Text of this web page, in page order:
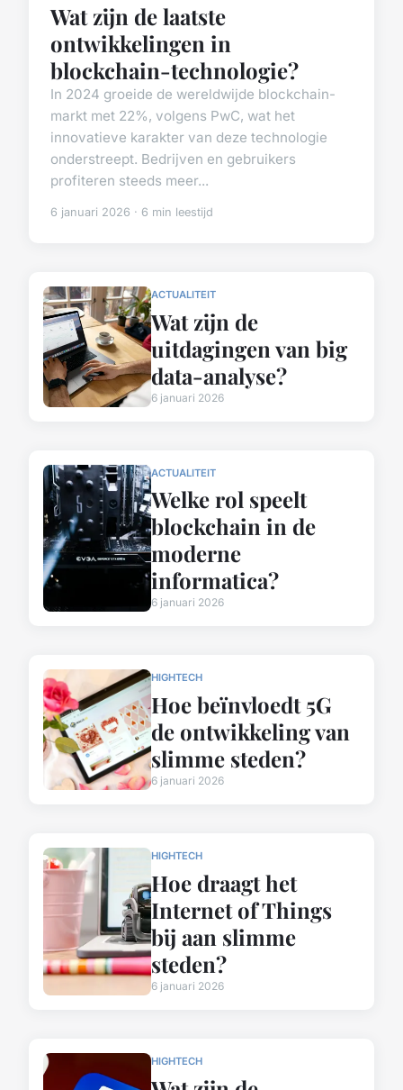
Wat zijn de laatste
ontwikkelingen in
blockchain-technologie?
In 2024 groeide de wereldwijde blockchain-
markt met 22%, volgens PwC, wat het
innovatieve karakter van deze technologie
onderstreept. Bedrijven en gebruikers
profiteren steeds meer...
6 januari 2026 · 6 min leestijd
ACTUALITEIT
Wat zijn de
uitdagingen van big
data-analyse?
6 januari 2026
ACTUALITEIT
Welke rol speelt
blockchain in de
moderne
informatica?
6 januari 2026
HIGHTECH
Hoe beïnvloedt 5G
de ontwikkeling van
slimme steden?
6 januari 2026
HIGHTECH
Hoe draagt het
Internet of Things
bij aan slimme
steden?
6 januari 2026
HIGHTECH